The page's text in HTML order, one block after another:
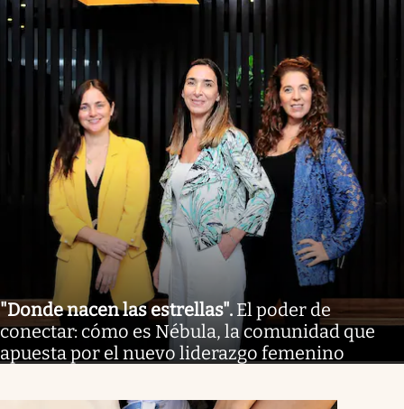
"Donde nacen las estrellas". El poder de
conectar: cómo es Nébula, la comunidad que
apuesta por el nuevo liderazgo femenino